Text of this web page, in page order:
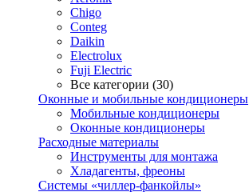
Chigo
Conteg
Daikin
Electrolux
Fuji Electric
Все категории (30)
Оконные и мобильные кондиционеры
Мобильные кондиционеры
Оконные кондиционеры
Расходные материалы
Инструменты для монтажа
Хладагенты, фреоны
Системы «чиллер-фанкойлы»